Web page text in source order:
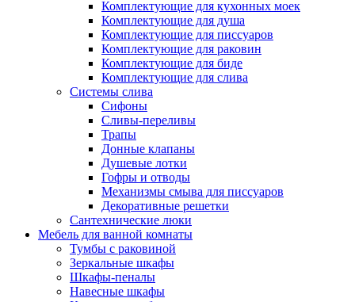
Комплектующие для кухонных моек
Комплектующие для душа
Комплектующие для писсуаров
Комплектующие для раковин
Комплектующие для биде
Комплектующие для слива
Системы слива
Сифоны
Сливы-переливы
Трапы
Донные клапаны
Душевые лотки
Гофры и отводы
Механизмы смыва для писсуаров
Декоративные решетки
Сантехнические люки
Мебель для ванной комнаты
Тумбы с раковиной
Зеркальные шкафы
Шкафы-пеналы
Навесные шкафы